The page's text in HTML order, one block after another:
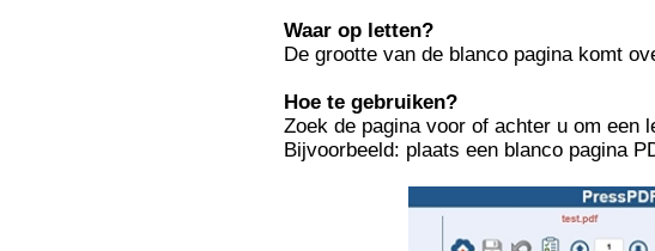
Waar op letten?
De grootte van de blanco pagina komt
Hoe te gebruiken?
Zoek de pagina voor of achter u om een
Bijvoorbeeld: plaats een blanco pagina